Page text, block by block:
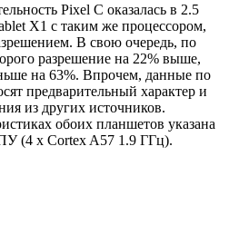
Pixel C оказалась в 2.5
X1 с таким же процессором,
В свою очередь, по
разрешение на 22% выше,
на 63%. Впрочем, данные по
предварительный характер и
из других источников.
обоих планшетов указана
(4 x Cortex A57 1.9 ГГц).